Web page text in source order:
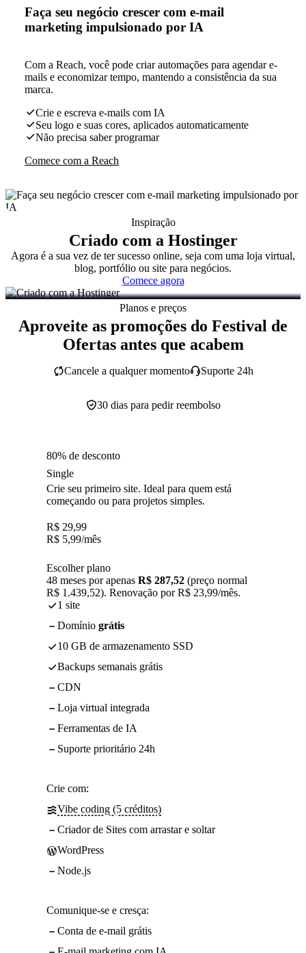
Faça seu negócio crescer com e-mail
marketing impulsionado por IA
Com a Reach, você pode criar automações para agendar e-
mails e economizar tempo, mantendo a consistência da sua
marca.
Crie e escreva e-mails com IA
Seu logo e suas cores, aplicados automaticamente
Não precisa saber programar
Comece com a Reach
Inspiração
Criado com a Hostinger
Agora é a sua vez de ter sucesso online, seja com uma loja virtual,
blog, portfólio ou site para negócios.
Comece agora
Planos e preços
Aproveite as promoções do Festival de
Ofertas antes que acabem
30 dias para pedir reembolso
Cancele a qualquer momento Suporte 24h
80% de desconto
Single
Crie seu primeiro site. Ideal para quem está
começando ou para projetos simples.
R$ 29,99
R$ 5,99/mês
Escolher plano
48 meses por apenas R$ 287,52 (preço normal
R$ 1.439,52). Renovação por R$ 23,99/mês.
1 site
Domínio grátis
10 GB de armazenamento SSD
Backups semanais grátis
CDN
Loja virtual integrada
Ferramentas de IA
Suporte prioritário 24h
Crie com:
Vibe coding (5 créditos)
Criador de Sites com arrastar e soltar
WordPress
Node.js
Comunique-se e cresça:
Conta de e-mail grátis